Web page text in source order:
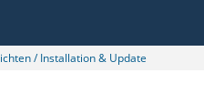
/ Installation & Update